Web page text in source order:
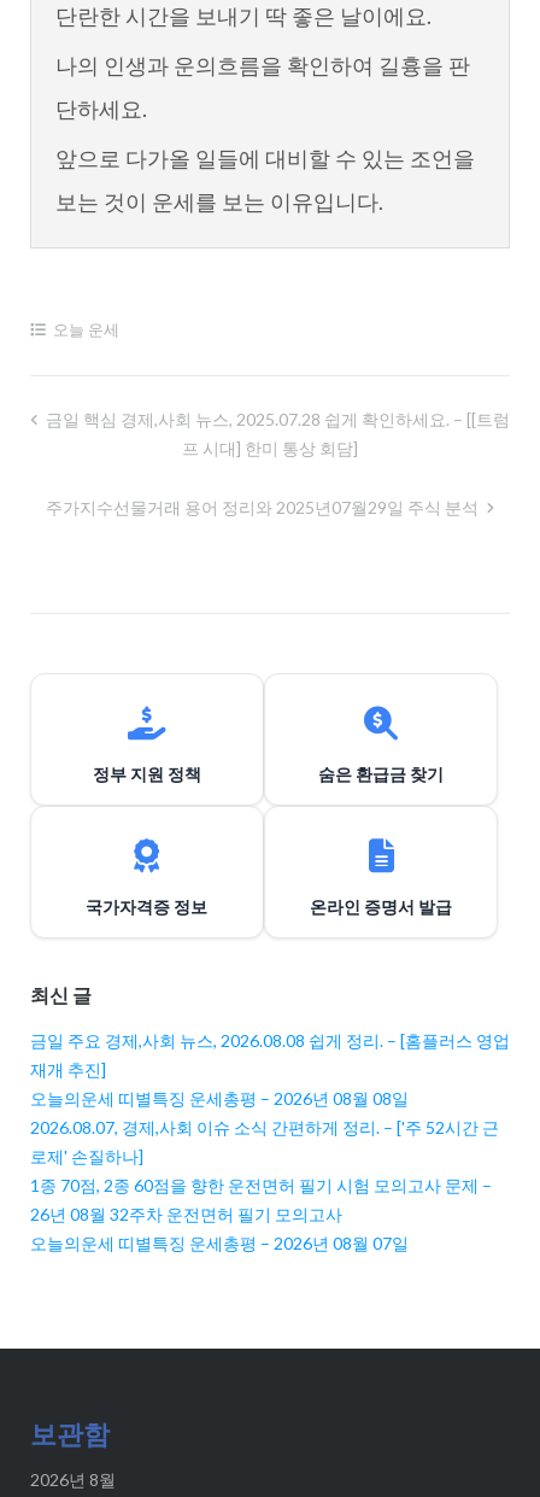
단란한 시간을 보내기 딱 좋은 날이에요.
나의 인생과 운의흐름을 확인하여 길흉을 판
단하세요.
앞으로 다가올 일들에 대비할 수 있는 조언을
보는 것이 운세를 보는 이유입니다.
오늘 운세
글금일 핵심 경제,사회 뉴스, 2025.07.28 쉽게 확인하세요. – [[트럼
프 시대] 한미 통상 회담]
주가지수선물거래 용어 정리와 2025년07월29일 주식 분석
정부 지원 정책 숨은 환급금 찾기
국가자격증 정보 온라인 증명서 발급
최신 글
금일 주요 경제,사회 뉴스, 2026.08.08 쉽게 정리. – [홈플러스 영업
재개 추진]
오늘의운세 띠별특징 운세총평 – 2026년 08월 08일
2026.08.07, 경제,사회 이슈 소식 간편하게 정리. – ['주 52시간 근
로제' 손질하나]
1종 70점, 2종 60점을 향한 운전면허 필기 시험 모의고사 문제 –
26년 08월 32주차 운전면허 필기 모의고사
오늘의운세 띠별특징 운세총평 – 2026년 08월 07일
보관함
2026년 8월